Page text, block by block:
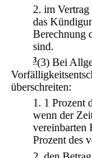
2. im Vertrag
das
Berechnung
sind.
3(3) Bei
überschreiten:
1. 1 Prozent
wenn der
vereinbarten
Prozent des